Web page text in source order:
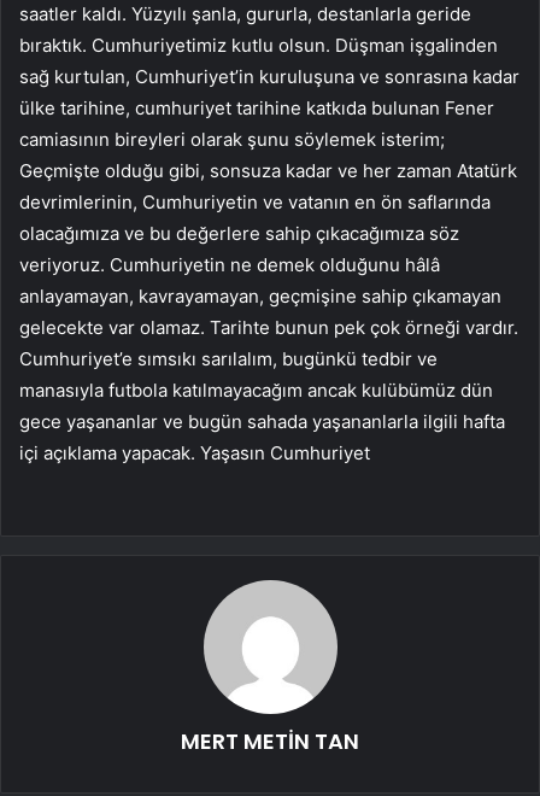
saatler kaldı. Yüzyılı şanla, gururla, destanlarla geride
bıraktık. Cumhuriyetimiz kutlu olsun. Düşman işgalinden
sağ kurtulan, Cumhuriyet’in kuruluşuna ve sonrasına kadar
ülke tarihine, cumhuriyet tarihine katkıda bulunan Fener
camiasının bireyleri olarak şunu söylemek isterim;
Geçmişte olduğu gibi, sonsuza kadar ve her zaman Atatürk
devrimlerinin, Cumhuriyetin ve vatanın en ön saflarında
olacağımıza ve bu değerlere sahip çıkacağımıza söz
veriyoruz. Cumhuriyetin ne demek olduğunu hâlâ
anlayamayan, kavrayamayan, geçmişine sahip çıkamayan
gelecekte var olamaz. Tarihte bunun pek çok örneği vardır.
Cumhuriyet’e sımsıkı sarılalım, bugünkü tedbir ve
manasıyla futbola katılmayacağım ancak kulübümüz dün
gece yaşananlar ve bugün sahada yaşananlarla ilgili hafta
içi açıklama yapacak. Yaşasın Cumhuriyet
MERT METİN TAN